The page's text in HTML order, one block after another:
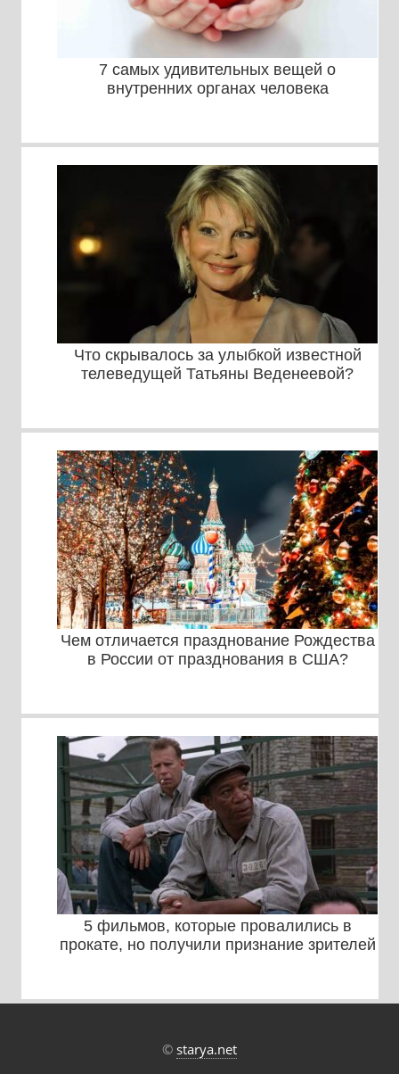
7 самых удивительных вещей о
внутренних органах человека
Что скрывалось за улыбкой известной
телеведущей Татьяны Веденеевой?
Чем отличается празднование Рождества
в России от празднования в США?
5 фильмов, которые провалились в
прокате, но получили признание зрителей
© starya.net